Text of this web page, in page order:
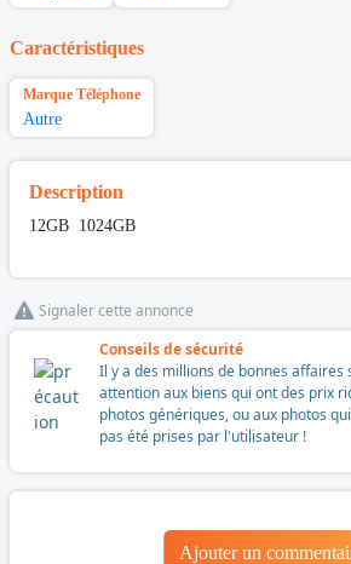
Caractéristiques
Marque Téléphone
Autre
Description
12GB 1024GB
Signaler cette annonce
Conseils de sécurité
Il y a des millions de bonnes affaires
attention aux biens qui ont des prix
photos génériques, ou aux photos
pas été prises par l'utilisateur !
Ajouter un